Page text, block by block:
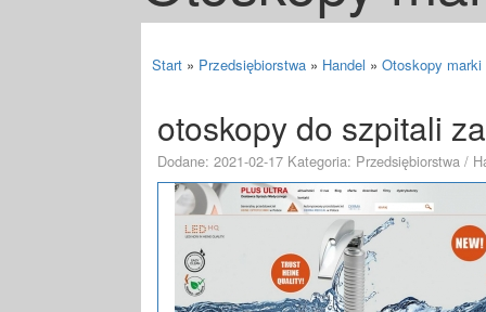
Start » Przedsiębiorstwa » Handel » Otoskopy marki
otoskopy do szpitali
Dodane: 2021-02-17 Kategoria: Przedsiębiorstwa /